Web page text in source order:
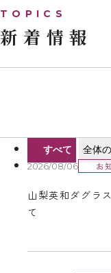
新着情報
すべて 全体
2026/08/06
お
山梨英和ダグラ
て